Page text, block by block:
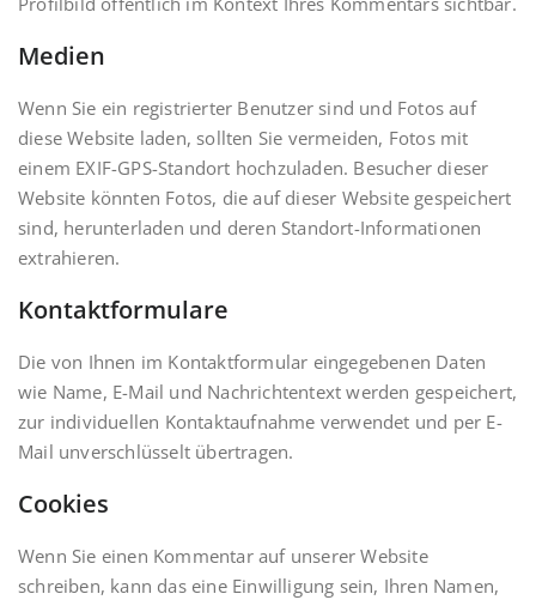
Medien
Wenn Sie ein registrierter Benutzer sind und Fotos auf
diese Website laden, sollten Sie vermeiden, Fotos mit
einem EXIF-GPS-Standort hochzuladen. Besucher dieser
Website könnten Fotos, die auf dieser Website gespeichert
sind, herunterladen und deren Standort-Informationen
extrahieren.
Kontaktformulare
Die von Ihnen im Kontaktformular eingegebenen Daten
wie Name, E-Mail und Nachrichtentext werden gespeichert,
zur individuellen Kontaktaufnahme verwendet und per E-
Mail unverschlüsselt übertragen.
Cookies
Wenn Sie einen Kommentar auf unserer Website
schreiben, kann das eine Einwilligung sein, Ihren Namen,